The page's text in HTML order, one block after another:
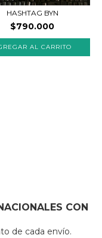
HASHTAG BYN
$790.000
CON
de cada envío.